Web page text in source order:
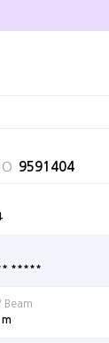
9591404
*****
Beam
m